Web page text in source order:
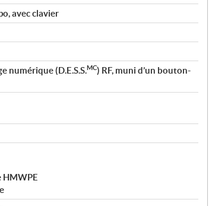
avec clavier
numérique (D.E.S.S.MC) RF, muni d’un bouton-
HMWPE